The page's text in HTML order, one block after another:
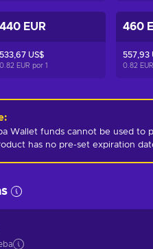
440 EUR
533,67 US$
0.82 EUR por 1
460
557,93
0.82
:
Wallet funds cannot be used
has no pre-set expiration